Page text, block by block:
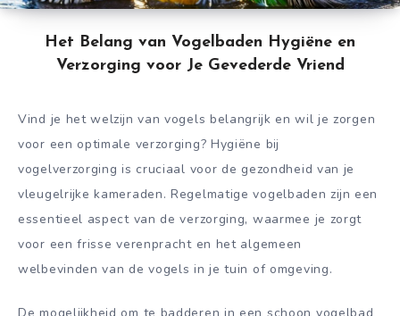
Het Belang van Vogelbaden Hygiëne en
Verzorging voor Je Gevederde Vriend
Vind je het welzijn van vogels belangrijk en wil je zorgen
voor een optimale verzorging? Hygiëne bij
vogelverzorging is cruciaal voor de gezondheid van je
vleugelrijke kameraden. Regelmatige vogelbaden zijn een
essentieel aspect van de verzorging, waarmee je zorgt
voor een frisse verenpracht en het algemeen
welbevinden van de vogels in je tuin of omgeving.